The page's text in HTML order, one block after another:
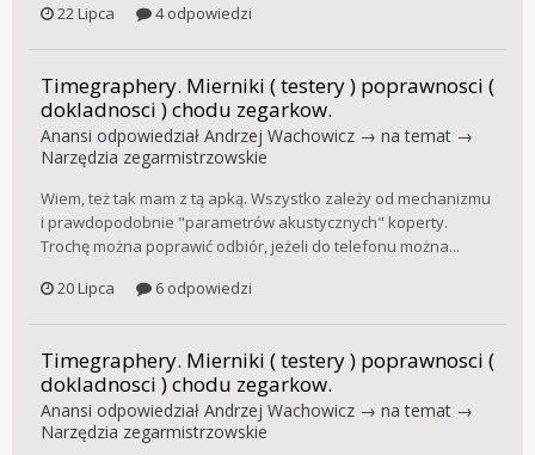
22 Lipca
4 odpowiedzi
Timegraphery. Mierniki ( testery ) poprawnosci (
dokladnosci ) chodu zegarkow.
Anansi odpowiedział Andrzej Wachowicz → na temat →
Narzędzia zegarmistrzowskie
Wiem, też tak mam z tą apką. Wszystko zależy od mechanizmu
i prawdopodobnie "parametrów akustycznych" koperty.
Trochę można poprawić odbiór, jeżeli do telefonu można...
20 Lipca
6 odpowiedzi
Timegraphery. Mierniki ( testery ) poprawnosci (
dokladnosci ) chodu zegarkow.
Anansi odpowiedział Andrzej Wachowicz → na temat →
Narzędzia zegarmistrzowskie